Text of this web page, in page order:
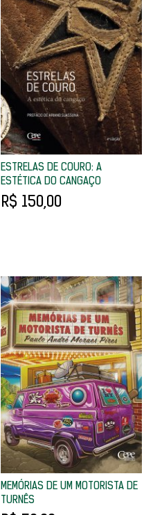
ESTRELAS DE COURO: A
ESTÉTICA DO CANGAÇO
R$ 150,00
MEMÓRIAS DE UM MOTORISTA DE
TURNÊS